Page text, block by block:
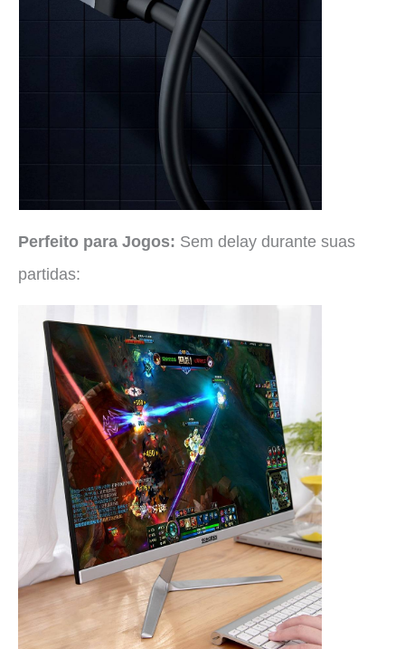
Perfeito para Jogos: Sem delay durante suas
partidas: